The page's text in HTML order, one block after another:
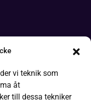
vi teknik som
åt
till dessa tekniker